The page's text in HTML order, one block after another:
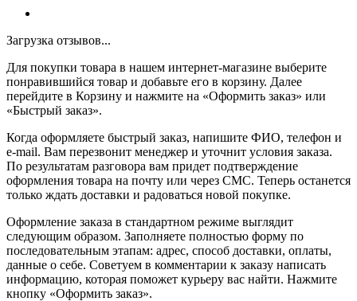
Загрузка отзывов...
Для покупки товара в нашем интернет-магазине выберите
понравившийся товар и добавьте его в корзину. Далее
перейдите в Корзину и нажмите на «Оформить заказ» или
«Быстрый заказ».
Когда оформляете быстрый заказ, напишите ФИО, телефон и
e-mail. Вам перезвонит менеджер и уточнит условия заказа.
По результатам разговора вам придет подтверждение
оформления товара на почту или через СМС. Теперь останется
только ждать доставки и радоваться новой покупке.
Оформление заказа в стандартном режиме выглядит
следующим образом. Заполняете полностью форму по
последовательным этапам: адрес, способ доставки, оплаты,
данные о себе. Советуем в комментарии к заказу написать
информацию, которая поможет курьеру вас найти. Нажмите
кнопку «Оформить заказ».